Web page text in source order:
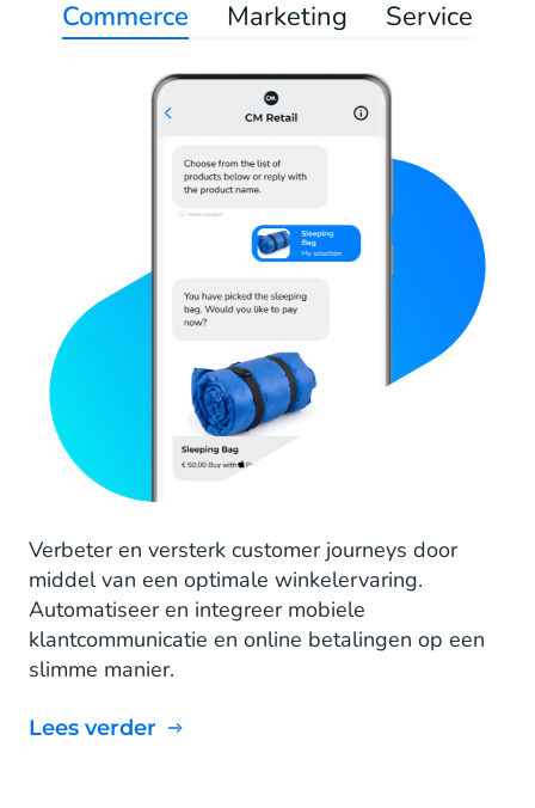
Commerce Marketing Service
Verbeter en versterk customer journeys door
middel van een optimale winkelervaring.
Automatiseer en integreer mobiele
klantcommunicatie en online betalingen op een
slimme manier.
Lees verder